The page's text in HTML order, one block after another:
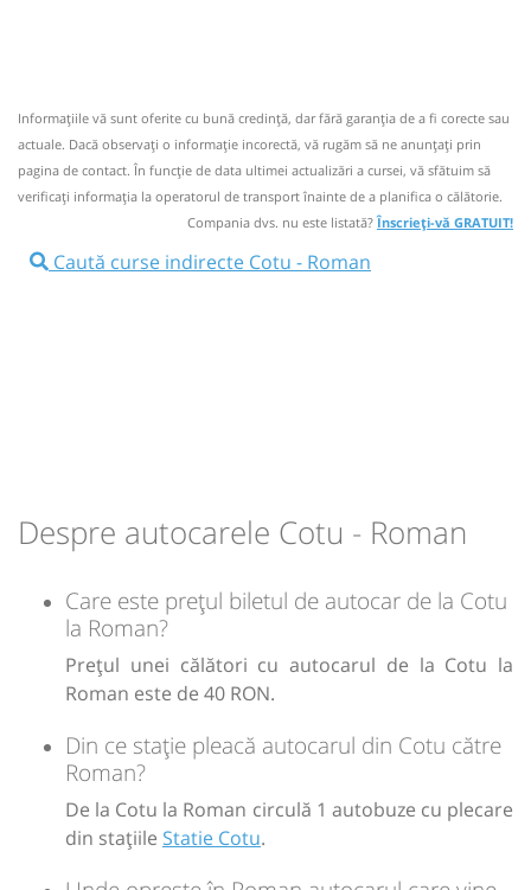
0740 470 996 Telefon sofer masina: 0745 070 959
Nu a circulat?Semnalați aici (21 comentarii)
NOU!
Pune poze din călătoria ta ⤣
40 Cumpără
Informaţiile vă sunt oferite cu bună credinţă, dar fără garanţia de a fi corecte sau
actuale. Dacă observați o informaţie incorectă, vă rugăm să ne anunțați prin
pagina de contact. În funcție de data ultimei actualizări a cursei, vă sfătuim să
verificaţi informaţia la operatorul de transport înainte de a planifica o călătorie.
Compania dvs. nu este listată?Înscrieți-vă GRATUIT!
Caută curse indirecte Cotu - Roman
Despre autocarele Cotu - Roman
Care este prețul biletul de autocar de la Cotu
la Roman?
Prețul unei călători cu autocarul de la Cotu la
Roman este de 40 RON.
Din ce stație pleacă autocarul din Cotu către
Roman?
De la Cotu la Roman circulă 1 autobuze cu plecare
din stațiile Statie Cotu.